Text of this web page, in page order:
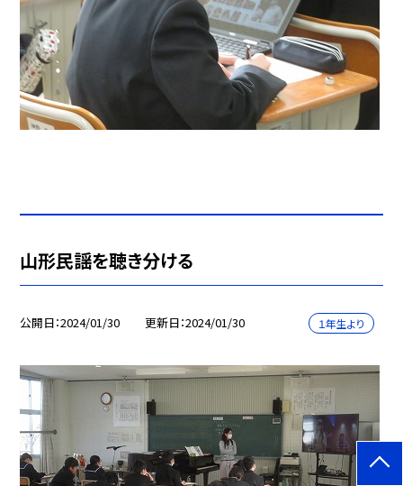
山形民謡を聴き分ける
公開日 2024/01/30 更新日 2024/01/30 １年生より